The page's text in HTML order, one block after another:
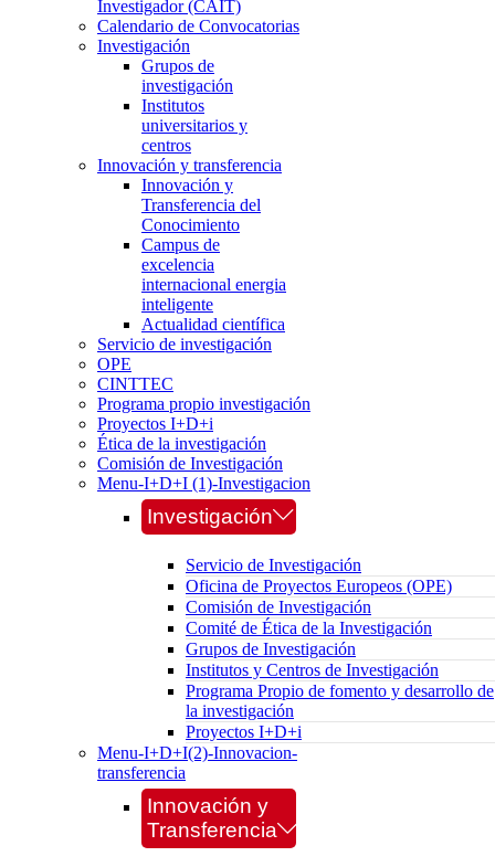
Investigador (CAIT)
Calendario de Convocatorias
Investigación
Grupos de
investigación
Institutos
universitarios y
centros
Innovación y transferencia
Innovación y
Transferencia del
Conocimiento
Campus de
excelencia
internacional energia
inteligente
Actualidad científica
Servicio de investigación
OPE
CINTTEC
Programa propio investigación
Proyectos I+D+i
Ética de la investigación
Comisión de Investigación
Menu-I+D+I (1)-Investigacion
Investigación
Servicio de Investigación
Oficina de Proyectos Europeos (OPE)
Comisión de Investigación
Comité de Ética de la Investigación
Grupos de Investigación
Institutos y Centros de Investigación
Programa Propio de fomento y desarrollo de
la investigación
Proyectos I+D+i
Menu-I+D+I(2)-Innovacion-
transferencia
Innovación y
Transferencia